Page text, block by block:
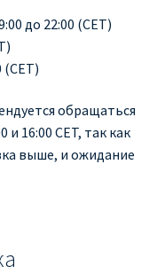
до 22:00 (CET)
(CET)
обращаться
16:00 CET, так как
выше, и ожидание